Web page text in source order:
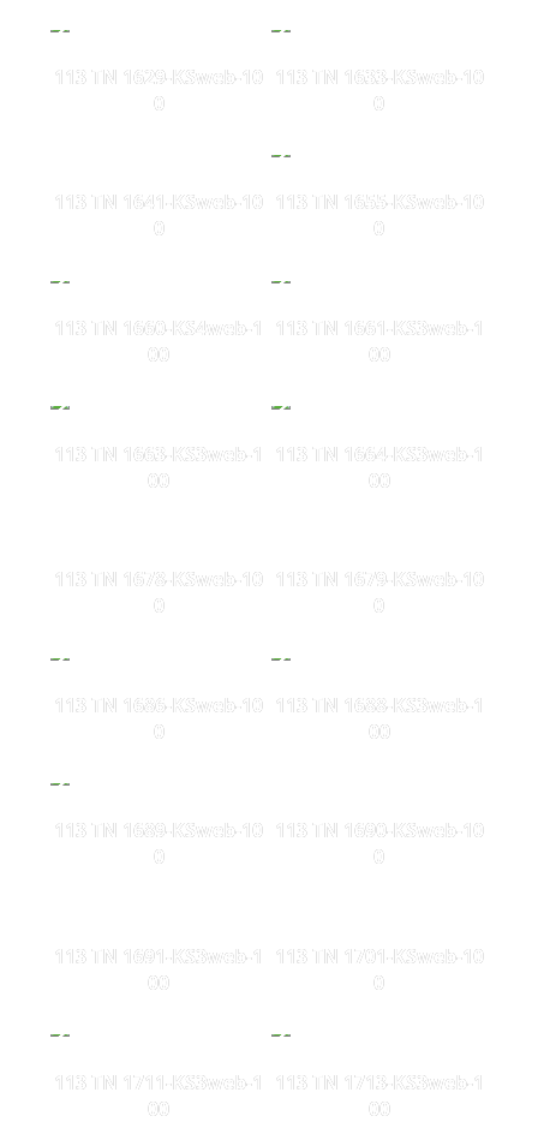
113 TN 1629-KSweb-10
0
113 TN 1633-KSweb-10
0
113 TN 1641-KSweb-10
0
113 TN 1655-KSweb-10
0
113 TN 1660-KS4web-1
00
113 TN 1661-KS3web-1
00
113 TN 1663-KS3web-1
00
113 TN 1664-KS3web-1
00
113 TN 1678-KSweb-10
0
113 TN 1679-KSweb-10
0
113 TN 1686-KSweb-10
0
113 TN 1688-KS3web-1
00
113 TN 1689-KSweb-10
0
113 TN 1690-KSweb-10
0
113 TN 1691-KS3web-1
00
113 TN 1701-KSweb-10
0
113 TN 1711-KS3web-1
00
113 TN 1713-KS3web-1
00